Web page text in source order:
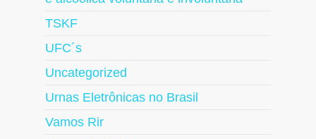
TSKF
UFC´s
Uncategorized
Urnas Eletrônicas no Brasil
Vamos Rir